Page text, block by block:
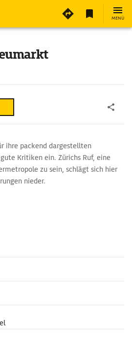
MENÜ
ihre packend dargestellten
Kritiken ein. Zürichs Ruf, eine
zu sein, schlägt sich hier
nieder.